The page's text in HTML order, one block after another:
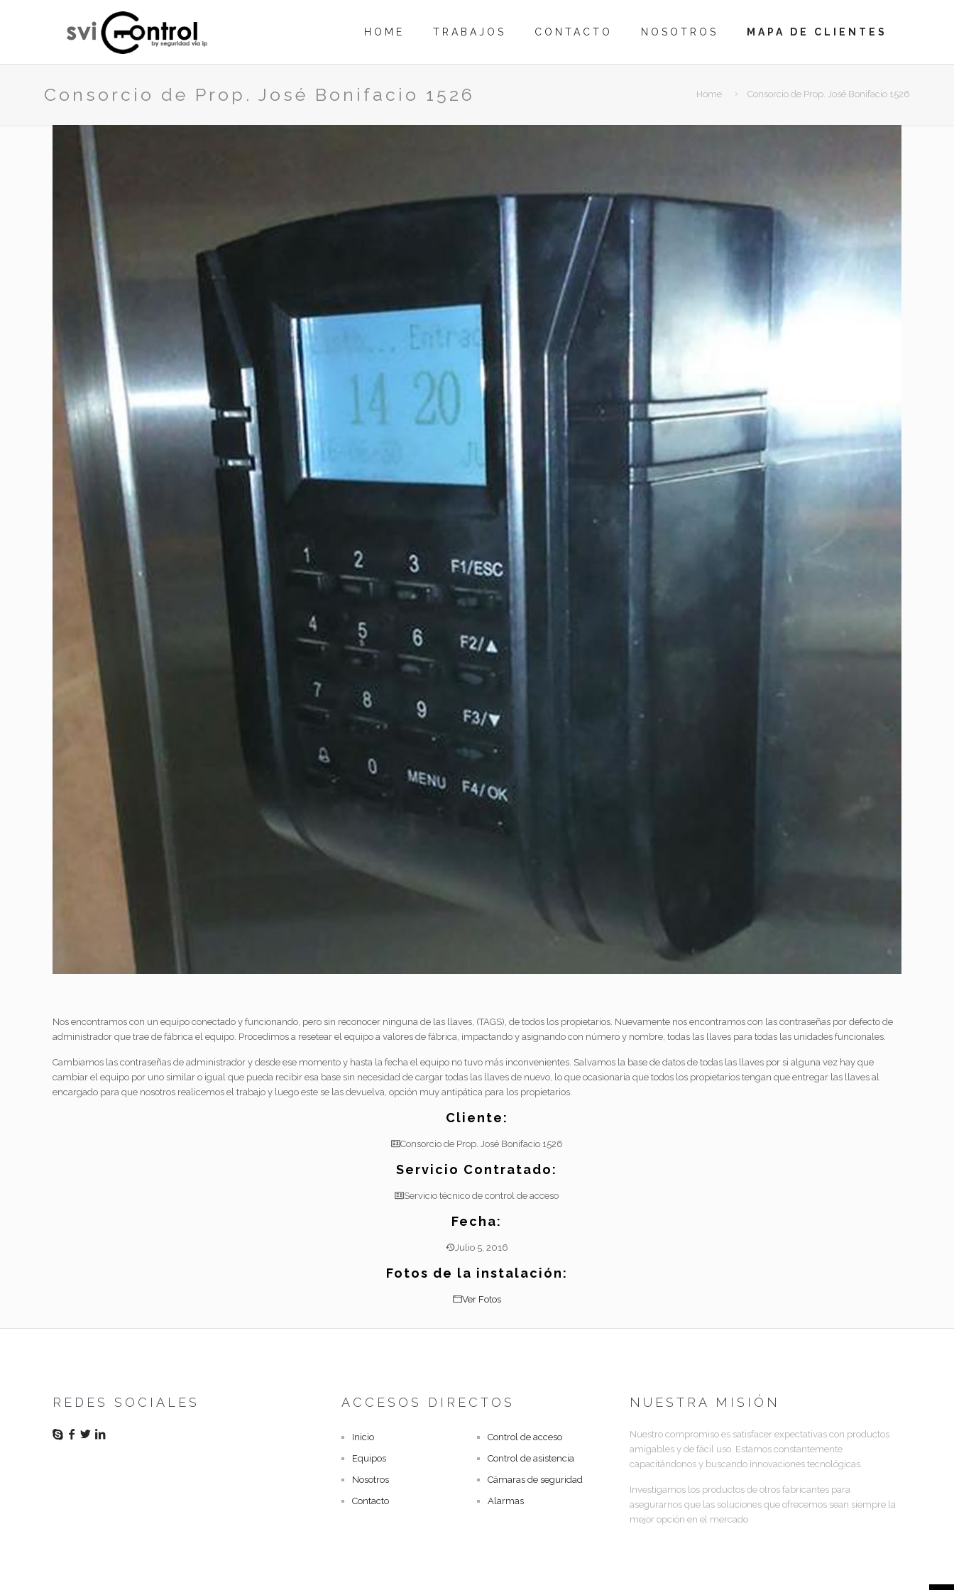
HOME TRABAJOS CONTACTO NOSOTROS MAPA DE CLIENTES
Consorcio de Prop. José Bonifacio 1526 Home Consorcio de Prop. José Bonifacio 1526
Nos encontramos con un equipo conectado y funcionando, pero sin reconocer ninguna de las llaves, (TAGS), de todos los propietarios. Nuevamente nos encontramos con las contraseñas por defecto de
administrador que trae de fábrica el equipo. Procedimos a resetear el equipo a valores de fábrica, impactando y asignando con número y nombre, todas las llaves para todas las unidades funcionales.
Cambiamos las contraseñas de administrador y desde ese momento y hasta la fecha el equipo no tuvo más inconvenientes. Salvamos la base de datos de todas las llaves por si alguna vez hay que
cambiar el equipo por uno similar o igual que pueda recibir esa base sin necesidad de cargar todas las llaves de nuevo, lo que ocasionaría que todos los propietarios tengan que entregar las llaves al
encargado para que nosotros realicemos el trabajo y luego este se las devuelva, opción muy antipática para los propietarios.
Cliente:
Consorcio de Prop. José Bonifacio 1526
Servicio Contratado:
Servicio técnico de control de acceso
Fecha:
Julio 5, 2016
Fotos de la instalación:
Ver Fotos
REDES SOCIALES ACCESOS DIRECTOS
Inicio
Equipos
Nosotros
Contacto
Control de acceso
Control de asistencia
Cámaras de seguridad
Alarmas
NUESTRA MISIÓN
Nuestro compromiso es satisfacer expectativas con productos
amigables y de fácil uso. Estamos constantemente
capacitándonos y buscando innovaciones tecnológicas.
Investigamos los productos de otros fabricantes para
asegurarnos que las soluciones que ofrecemos sean siempre la
mejor opción en el mercado